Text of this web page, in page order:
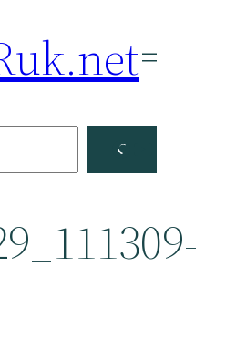
Facebook